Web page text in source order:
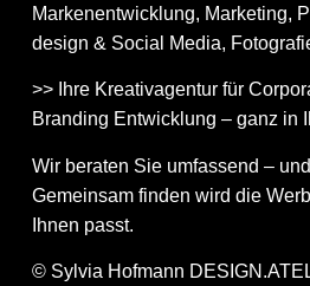
Markenentwicklung, Marketing,
design & Social Media,
>> Ihre Kreativagentur für
Branding Entwicklung – ganz in
Wir beraten Sie umfassend –
Gemeinsam finden wird die
Ihnen passt.
© Sylvia Hofmann